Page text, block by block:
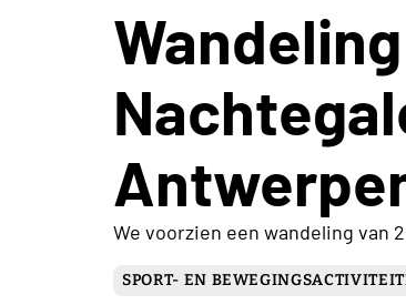
We voorzien een wandeling van
SPORT- EN